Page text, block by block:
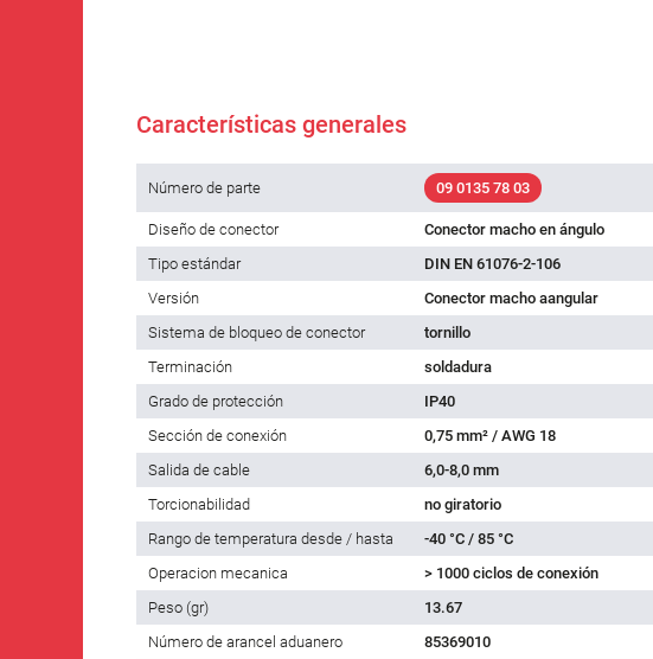
Características generales
Número de parte 09 0135 78 03
Diseño de conector
Conector macho en ángulo
Tipo estándar
DIN EN 61076-2-106
Versión
Conector macho aangular
Sistema de bloqueo de conector
tornillo
Terminación
soldadura
Grado de protección
IP40
Sección de conexión
0,75 mm² / AWG 18
Salida de cable
6,0-8,0 mm
Torcionabilidad
no giratorio
Rango de temperatura desde / hasta
-40 °C / 85 °C
Operacion mecanica
> 1000 ciclos de conexión
Peso (gr)
13.67
Número de arancel aduanero
85369010